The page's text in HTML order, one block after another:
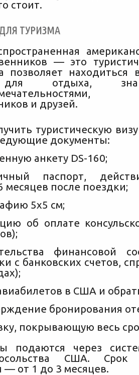
стоит.
ТУРИЗМА
— это
позволяет
отдыха,
и друзей.
туристическую
документы:
анкету DS-160;
паспорт,
месяцев после поездки;
5х5 см;
об оплате
финансовой
с банковских счетов,
в США и
бронирования
покрывающую весь
подаются через
США. Срок
— от 1 до 3 месяцев.